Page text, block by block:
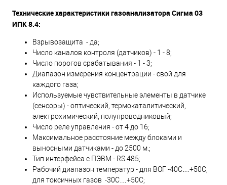
Технические характеристики газоанализатора Сигма 03
ИПК 8.4:
Взрывозащита - да;
Число каналов контроля (датчиков) - 1 - 8;
Число порогов срабатывания - 1 - 3;
Диапазон измерения концентрации - свой для
каждого газа;
Используемые чувствительные элементы в датчике
(сенсоры) - оптический, термокаталитический,
электрохимический, полупроводниковый;
Число реле управления - от 4 до 16;
Максимальное расстояние между блоками и
выносными датчиками - до 2500 м.;
Тип интерфейса с ПЭВМ - RS 485;
Рабочий диапазон температур - для ВОГ -40С…+50С,
для токсичных газов -30С…+50С;